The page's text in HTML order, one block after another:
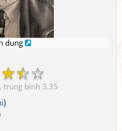
dung
☆
☆
☆
3.35
)